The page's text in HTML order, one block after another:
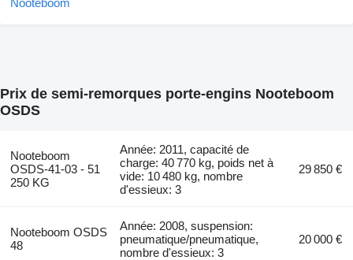
Prix de semi-remorques porte-engins Nooteboom
OSDS
Nooteboom
OSDS-41-03 - 51
250 KG
Année: 2011, capacité de
charge: 40 770 kg, poids net à
vide: 10 480 kg, nombre
d'essieux: 3
29 850 €
Nooteboom OSDS
48
Année: 2008, suspension:
pneumatique/pneumatique,
nombre d'essieux: 3
20 000 €